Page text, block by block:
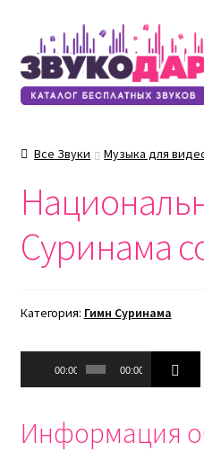
Перейти
к
навигации
Перейти
к
содержимому
Все Звуки Музыка для
Суринама
Категория: Гимн Суринама
Аудиоплеер
00:00 00:00
Информация